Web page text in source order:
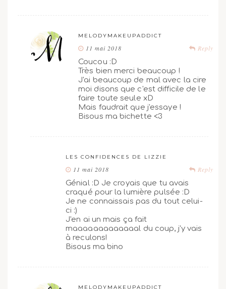
MELODYMAKEUPADDICT
Reply
11 mai 2018
Coucou :D
Très bien merci beaucoup !
J'ai beaucoup de mal avec la cire
moi disons que c'est difficile de le
faire toute seule xD
Mais faudrait que j'essaye !
Bisous ma bichette <3
LES CONFIDENCES DE LIZZIE
Reply
11 mai 2018
Génial :D Je croyais que tu avais
craqué pour la lumière pulsée :D
Je ne connaissais pas du tout celui-
ci :)
J'en ai un mais ça fait
maaaaaaaaaaaaal du coup, j'y vais
à reculons!
Bisous ma bino
MELODYMAKEUPADDICT